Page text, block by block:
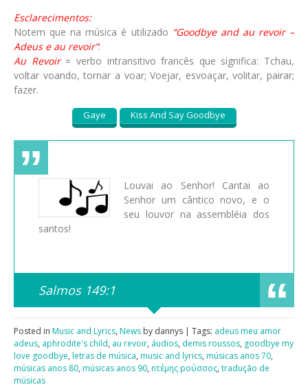
Esclarecimentos:
Notem que na música é utilizado “Goodbye and au revoir –
Adeus e au revoir”:
Au Revoir= verbo intransitivo francês que significa: Tchau,
voltar voando, tornar a voar; Voejar, esvoaçar, volitar, pairar;
fazer.
Gaye Kiss And Say Goodbye
Louvai ao Senhor! Cantai ao
Senhor um cântico novo, e o
seu louvor na assembléia dos
santos!
Salmos 149:1
Posted in Music and Lyrics, News by dannys | Tags: adeus meu amor
adeus, aphrodite's child, au revoir, áudios, demis roussos, goodbye my
love goodbye, letras de música, music and lyrics, músicas anos 70,
músicas anos 80, músicas anos 90, nτέμης pούσσος, tradução de
músicas